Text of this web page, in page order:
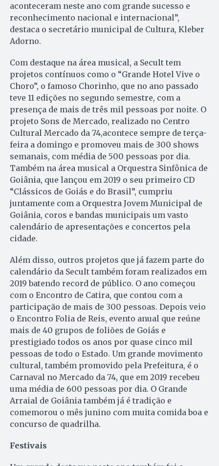
aconteceram neste ano com grande sucesso e
reconhecimento nacional e internacional”,
destaca o secretário municipal de Cultura, Kleber
Adorno.
Com destaque na área musical, a Secult tem
projetos contínuos como o “Grande Hotel Vive o
Choro”, o famoso Chorinho, que no ano passado
teve 11 edições no segundo semestre, com a
presença de mais de três mil pessoas por noite. O
projeto Sons de Mercado, realizado no Centro
Cultural Mercado da 74,acontece sempre de terça-
feira a domingo e promoveu mais de 300 shows
semanais, com média de 500 pessoas por dia.
Também na área musical a Orquestra Sinfônica de
Goiânia, que lançou em 2019 o seu primeiro CD
“Clássicos de Goiás e do Brasil”, cumpriu
juntamente com a Orquestra Jovem Municipal de
Goiânia, coros e bandas municipais um vasto
calendário de apresentações e concertos pela
cidade.
Além disso, outros projetos que já fazem parte do
calendário da Secult também foram realizados em
2019 batendo record de público. O ano começou
com o Encontro de Catira, que contou com a
participação de mais de 300 pessoas. Depois veio
o Encontro Folia de Reis, evento anual que reúne
mais de 40 grupos de foliões de Goiás e
prestigiado todos os anos por quase cinco mil
pessoas de todo o Estado. Um grande movimento
cultural, também promovido pela Prefeitura, é o
Carnaval no Mercado da 74, que em 2019 recebeu
uma média de 600 pessoas por dia. O Grande
Arraial de Goiânia também já é tradição e
comemorou o mês junino com muita comida boa e
concurso de quadrilha.
Festivais